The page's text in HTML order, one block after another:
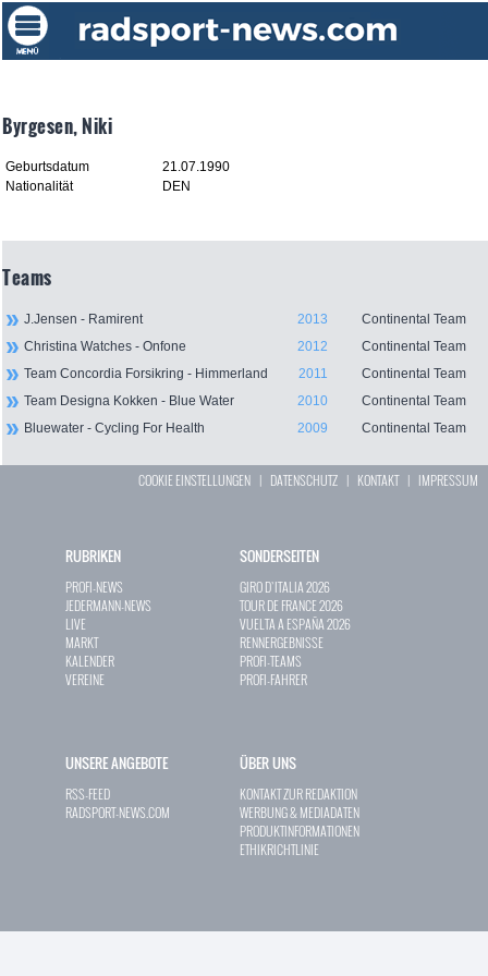
Byrgesen, Niki
Geburtsdatum
21.07.1990
Nationalität
DEN
Teams
J.Jensen - Ramirent 2013
Continental Team
Christina Watches - Onfone
2012
Continental Team
Team Concordia Forsikring - Himmerland
2011
Continental Team
Team Designa Kokken - Blue Water
2010
Continental Team
Bluewater - Cycling For Health
2009 Continental Team
COOKIE EINSTELLUNGEN | DATENSCHUTZ | KONTAKT| IMPRESSUM
RUBRIKEN
PROFI-NEWS
JEDERMANN-NEWS
LIVE
MARKT
KALENDER
VEREINE
SONDERSEITEN
GIRO D`ITALIA 2026
TOUR DE FRANCE 2026
VUELTA A ESPAÑA 2026
RENNERGEBNISSE
PROFI-TEAMS
PROFI-FAHRER
UNSERE ANGEBOTE
RSS-FEED
RADSPORT-NEWS.COM
ÜBER UNS
KONTAKT ZUR REDAKTION
WERBUNG & MEDIADATEN
PRODUKTINFORMATIONEN
ETHIKRICHTLINIE